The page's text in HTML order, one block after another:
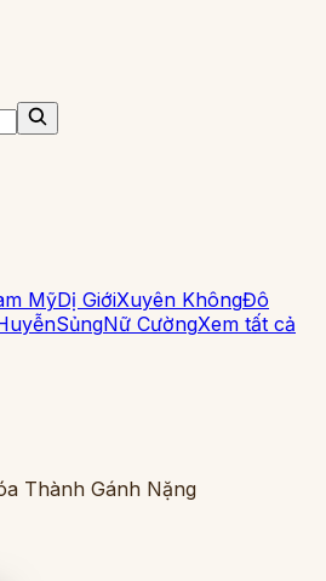
MỹDị GiớiXuyên KhôngĐô
SủngNữ CườngXem tất cả
Thành Gánh Nặng